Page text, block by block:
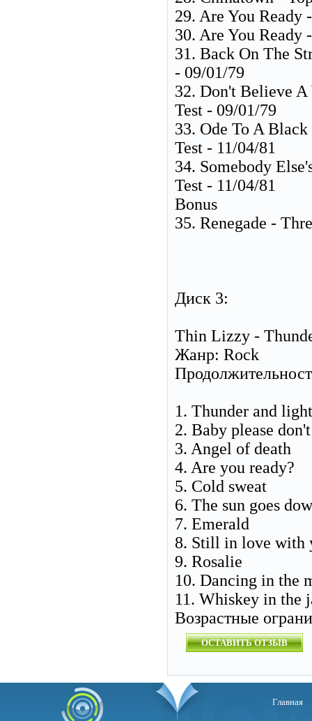
29. Are You Ready
30. Are You Ready
31. Back On The
- 09/01/79
32. Don't Believe
Test - 09/01/79
33. Ode To A
Test - 11/04/81
34. Somebody
Test - 11/04/81
Bonus
35. Renegade -
Диск 3:
Thin Lizzy -
Жанр: Rock
1. Thunder and
2. Baby please
3. Angel of death
4. Are you ready?
5. Cold sweat
6. The sun goes
7. Emerald
8. Still in love with
9. Rosalie
10. Dancing in the
11. Whiskey in the
Возрастные
ОСТАВИТЬ ОТЗЫВ
Главная